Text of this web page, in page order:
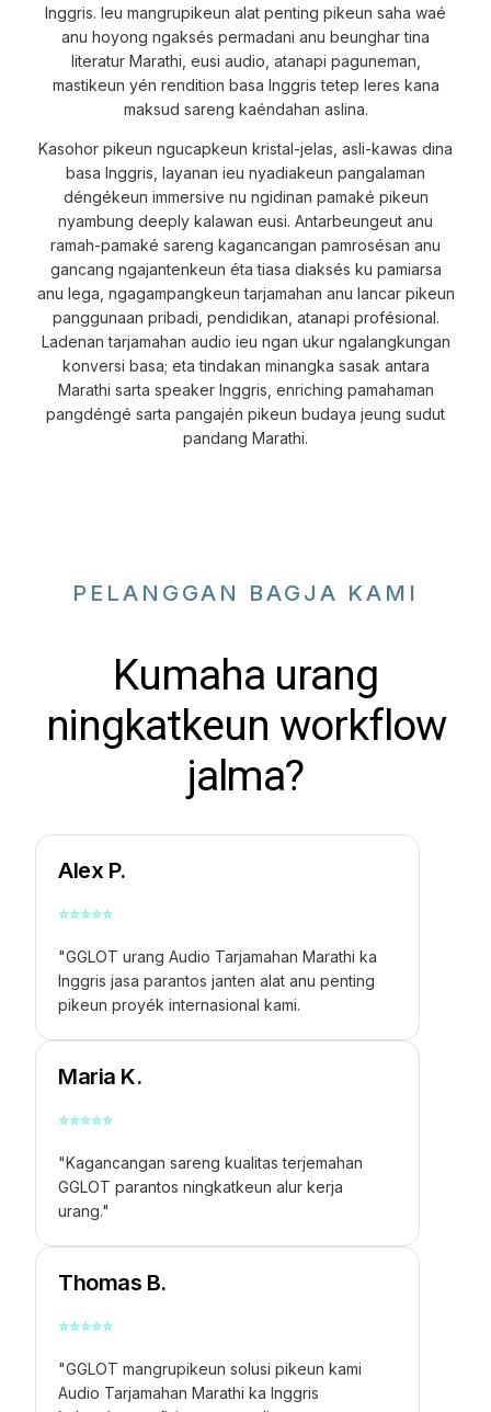
Inggris. Ieu mangrupikeun alat penting pikeun saha waé
anu hoyong ngaksés permadani anu beunghar tina
literatur Marathi, eusi audio, atanapi paguneman,
mastikeun yén rendition basa Inggris tetep leres kana
maksud sareng kaéndahan aslina.
Kasohor pikeun ngucapkeun kristal-jelas, asli-kawas dina
basa Inggris, layanan ieu nyadiakeun pangalaman
déngékeun immersive nu ngidinan pamaké pikeun
nyambung deeply kalawan eusi. Antarbeungeut anu
ramah-pamaké sareng kagancangan pamrosésan anu
gancang ngajantenkeun éta tiasa diaksés ku pamiarsa
anu lega, ngagampangkeun tarjamahan anu lancar pikeun
panggunaan pribadi, pendidikan, atanapi profésional.
Ladenan tarjamahan audio ieu ngan ukur ngalangkungan
konversi basa; eta tindakan minangka sasak antara
Marathi sarta speaker Inggris, enriching pamahaman
pangdéngé sarta pangajén pikeun budaya jeung sudut
pandang Marathi.
PELANGGAN BAGJA KAMI
Kumaha urang
ningkatkeun workflow
jalma?
Alex P.
⭐⭐⭐⭐⭐
"GGLOT urangAudio Tarjamahan Marathi ka
Inggrisjasa parantos janten alat anu penting
pikeun proyék internasional kami.
Maria K.
⭐⭐⭐⭐⭐
"Kagancangan sareng kualitas terjemahan
GGLOT parantos ningkatkeun alur kerja
urang."
Thomas B.
⭐⭐⭐⭐⭐
"GGLOT mangrupikeun solusi pikeun kami
Audio Tarjamahan Marathi ka Inggris